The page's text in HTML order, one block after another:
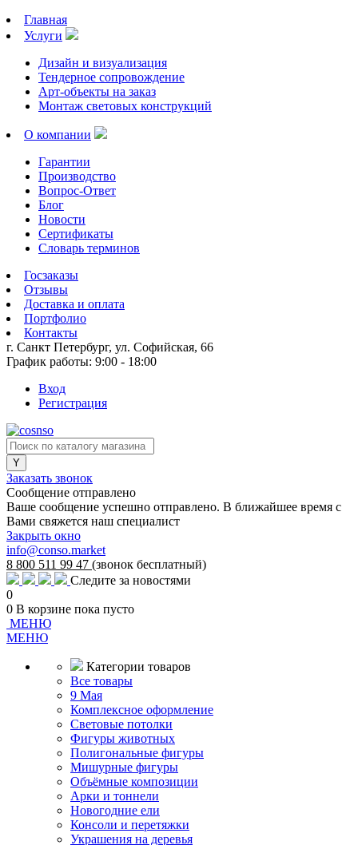
Главная
Услуги
Дизайн и визуализация
Тендерное сопровождение
Арт-объекты на заказ
Монтаж световых конструкций
О компании
Гарантии
Производство
Вопрос-Ответ
Блог
Новости
Сертификаты
Словарь терминов
Госзаказы
Отзывы
Доставка и оплата
Портфолио
Контакты
г. Санкт Петербург, ул. Софийская, 66
График работы: 9:00 - 18:00
Вход
Регистрация
Заказать звонок
Сообщение отправлено
Ваше сообщение успешно отправлено. В ближайшее время с
Вами свяжется наш специалист
Закрыть окно
info@conso.market
8 800 511 99 47 (звонок бесплатный)
Следите за новостями
0
0 В корзине пока пусто
МЕНЮ
МЕНЮ
Категории товаров
Все товары
9 Мая
Комплексное оформление
Световые потолки
Фигуры животных
Полигональные фигуры
Мишурные фигуры
Объёмные композиции
Арки и тоннели
Новогодние ели
Консоли и перетяжки
Украшения на деревья